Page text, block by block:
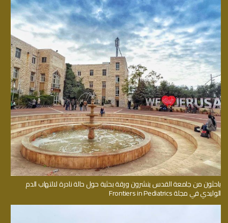
باحثون من جامعة القدس ينشرون ورقة بحثية حول حالة نادرة لالتهاب الدم
الوليدي في مجلة Frontiers in Pediatrics